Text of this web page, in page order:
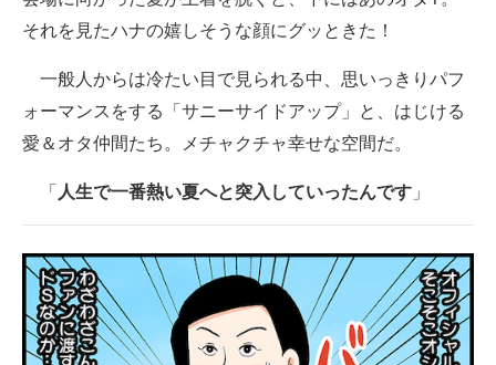
AI活用のいまが分かる
企業ITのトレンドを詳説
経営リーダーのコミュニティ
マーケ×ITの今がよく分かる
企業向けIT製品の総合サイト
IT製品の技術・比較・事例
それを見たハナの嬉しそうな顔にグッときた！
一般人からは冷たい目で見られる中、思いっきりパフ
ォーマンスをする「サニーサイドアップ」と、はじける
愛＆オタ仲間たち。メチャクチャ幸せな空間だ。
「 人生で一番熱い夏へと突入していったんです 」